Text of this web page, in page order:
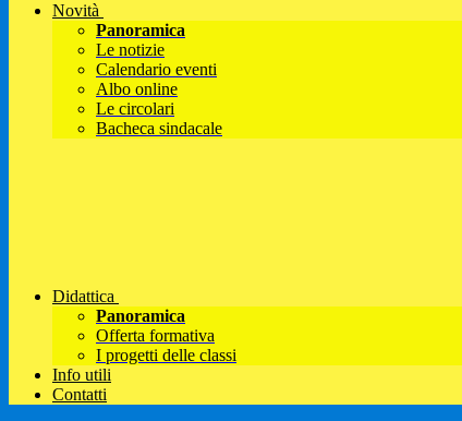
Novità
Panoramica
Le notizie
Calendario eventi
Albo online
Le circolari
Bacheca sindacale
Didattica
Panoramica
Offerta formativa
I progetti delle classi
Info utili
Contatti